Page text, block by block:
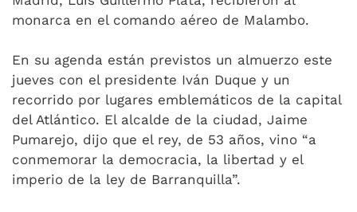
monarca en el comando aéreo de Malambo.
En su agenda están previstos un almuerzo este
jueves con el presidente Iván Duque y un
recorrido por lugares emblemáticos de la capital
del Atlántico. El alcalde de la ciudad, Jaime
Pumarejo, dijo que el rey, de 53 años, vino “a
conmemorar la democracia, la libertad y el
imperio de la ley de Barranquilla”.